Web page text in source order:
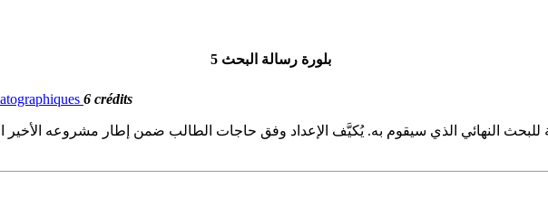
بلورة رسالة البحث 5
6 crédits
للبحث النهائي الذي سيقوم به. يُكيَّف الإعداد وفق حاجات الطالب ضمن إطار مشروعه الأخير